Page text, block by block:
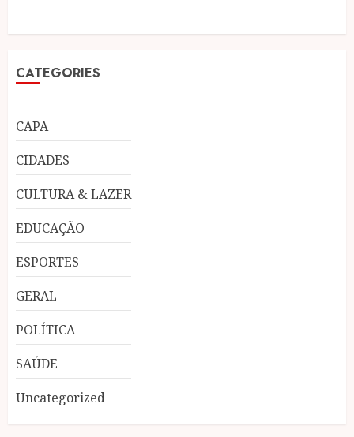
CATEGORIES
CAPA
CIDADES
CULTURA & LAZER
EDUCAÇÃO
ESPORTES
GERAL
POLÍTICA
SAÚDE
Uncategorized